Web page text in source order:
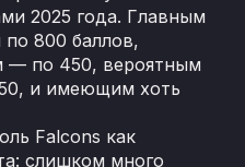
2025 года. Главным
800 баллов,
— по 450, вероятным
и имеющим хоть
Falcons как
слишком много